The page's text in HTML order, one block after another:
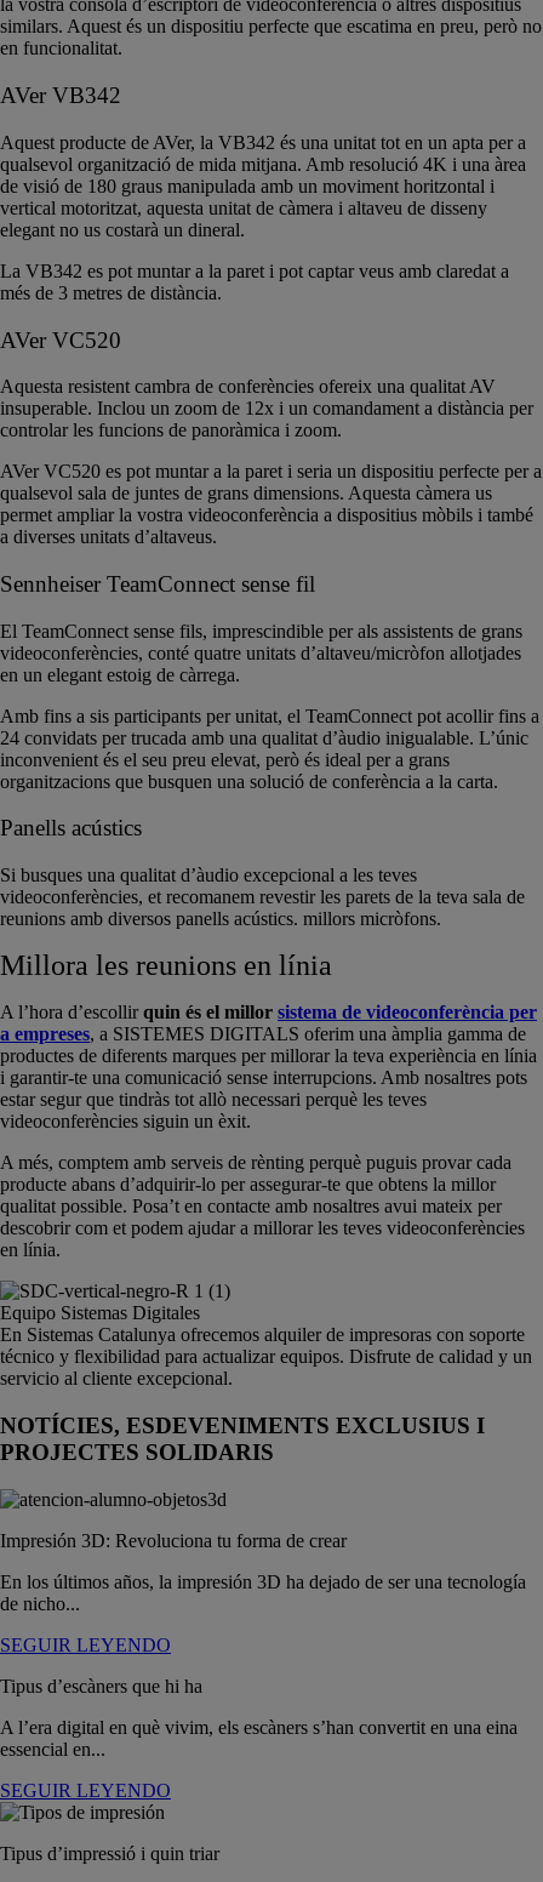
la vostra consola d’escriptori de videoconferència o altres dispositius
similars. Aquest és un dispositiu perfecte que escatima en preu, però no
en funcionalitat.
AVer VB342
Aquest producte de AVer, la VB342 és una unitat tot en un apta per a
qualsevol organització de mida mitjana. Amb resolució 4K i una àrea
de visió de 180 graus manipulada amb un moviment horitzontal i
vertical motoritzat, aquesta unitat de càmera i altaveu de disseny
elegant no us costarà un dineral.
La VB342 es pot muntar a la paret i pot captar veus amb claredat a
més de 3 metres de distància.
AVer VC520
Aquesta resistent cambra de conferències ofereix una qualitat AV
insuperable. Inclou un zoom de 12x i un comandament a distància per
controlar les funcions de panoràmica i zoom.
AVer VC520 es pot muntar a la paret i seria un dispositiu perfecte per a
qualsevol sala de juntes de grans dimensions. Aquesta càmera us
permet ampliar la vostra videoconferència a dispositius mòbils i també
a diverses unitats d’altaveus.
Sennheiser TeamConnect sense fil
El TeamConnect sense fils, imprescindible per als assistents de grans
videoconferències, conté quatre unitats d’altaveu/micròfon allotjades
en un elegant estoig de càrrega.
Amb fins a sis participants per unitat, el TeamConnect pot acollir fins a
24 convidats per trucada amb una qualitat d’àudio inigualable. L’únic
inconvenient és el seu preu elevat, però és ideal per a grans
organitzacions que busquen una solució de conferència a la carta.
Panells acústics
Si busques una qualitat d’àudio excepcional a les teves
videoconferències, et recomanem revestir les parets de la teva sala de
reunions amb diversos panells acústics. millors micròfons.
Millora les reunions en línia
A l’hora d’escollir quin és el millor sistema de videoconferència per
a empreses, a SISTEMES DIGITALS oferim una àmplia gamma de
productes de diferents marques per millorar la teva experiència en línia
i garantir-te una comunicació sense interrupcions. Amb nosaltres pots
estar segur que tindràs tot allò necessari perquè les teves
videoconferències siguin un èxit.
A més, comptem amb serveis de rènting perquè puguis provar cada
producte abans d’adquirir-lo per assegurar-te que obtens la millor
qualitat possible. Posa’t en contacte amb nosaltres avui mateix per
descobrir com et podem ajudar a millorar les teves videoconferències
en línia.
Equipo Sistemas Digitales
En Sistemas Catalunya ofrecemos alquiler de impresoras con soporte
técnico y flexibilidad para actualizar equipos. Disfrute de calidad y un
servicio al cliente excepcional.
NOTÍCIES, ESDEVENIMENTS EXCLUSIUS I
PROJECTES SOLIDARIS
Impresión 3D: Revoluciona tu forma de crear
En los últimos años, la impresión 3D ha dejado de ser una tecnología
de nicho...
SEGUIR LEYENDO
Tipus d’escàners que hi ha
A l’era digital en què vivim, els escàners s’han convertit en una eina
essencial en...
SEGUIR LEYENDO
Tipus d’impressió i quin triar